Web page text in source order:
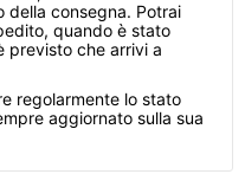
della consegna. Potrai
quando è stato
previsto che arrivi a
regolarmente lo stato
aggiornato sulla sua